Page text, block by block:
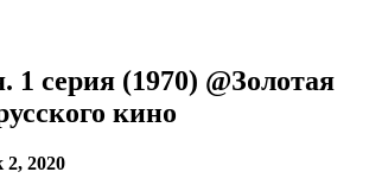
1 серия (1970) @Золотая
кино
2, 2020